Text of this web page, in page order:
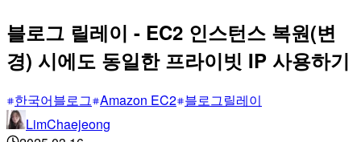
블로그 릴레이 - EC2 인스턴스 복원(변
경) 시에도 동일한 프라이빗 IP 사용하기
한국어블로그 Amazon EC2 블로그릴레이
LimChaejeong